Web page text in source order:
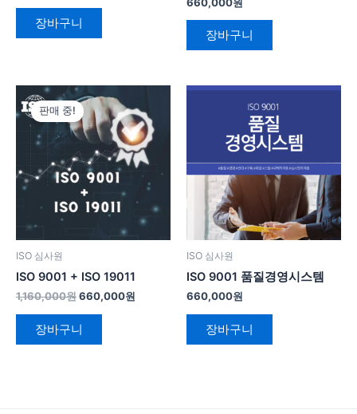
장바구니
장바구니
판매 중!
ISO 심사원
ISO 9001 + ISO 19011
1,160,000원
원
래
가
격:
1,160,000
원.
660,000원
재
가
격:
660,000
원.
장바구니
ISO 심사원
ISO 9001 품질경영시스템
660,000원
장바구니